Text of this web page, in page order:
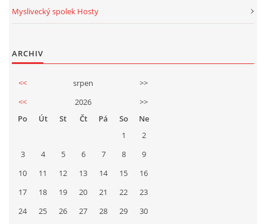
Myslivecký spolek Hosty
ARCHIV
<< srpen
>>
<<
2026
>>
Po
Út St Čt Pá So
Ne
1
2
3
4 5 6 7 8
9
10
11 12 13 14 15
16
17
18 19 20 21 22
23
24
25 26 27 28 29
30